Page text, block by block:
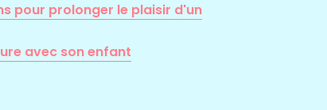
pour prolonger le plaisir d'un
avec son enfant